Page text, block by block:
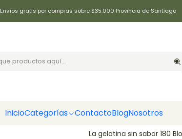
InicioCategorías ContactoBlogNosotros
Envíos gratis por compras sobre $35.000 Provincia de Santiago
Harinas / Polvos / Gelificantes Gelatina sin sabor 500gr
DESCRIPCIÓN
La gelatina sin sabor 180